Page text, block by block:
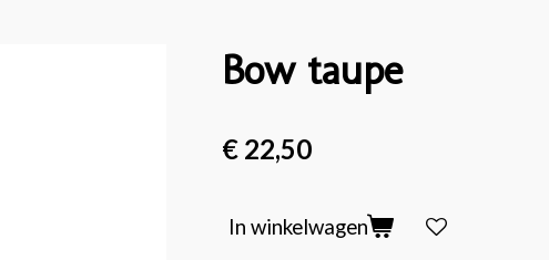
Bow taupe
€ 22,50
In winkelwagen